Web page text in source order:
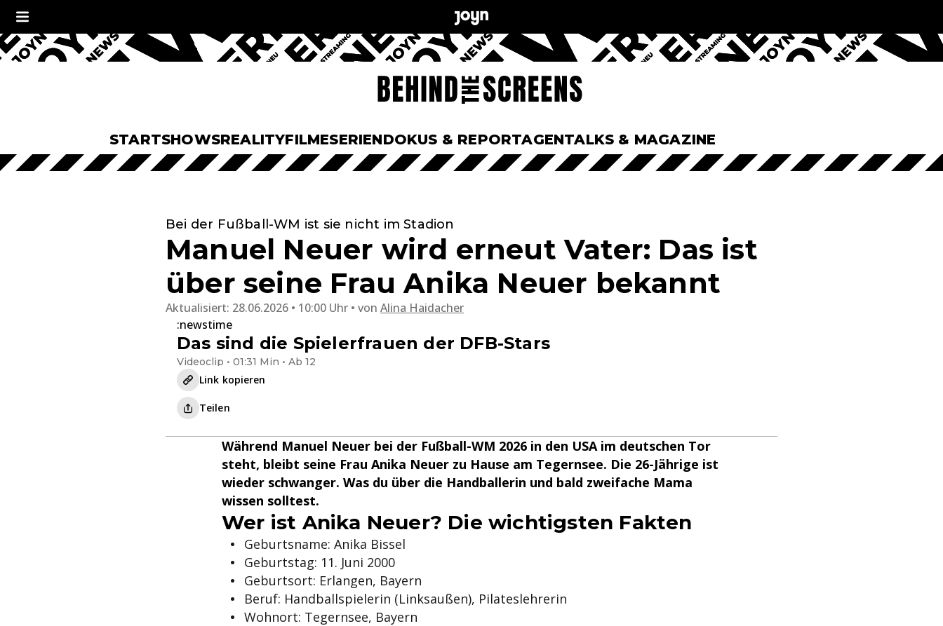
STARTSHOWSREALITYFILMESERIENDOKUS & REPORTAGENTALKS & MAGAZINE
Bei der Fußball-WM ist sie nicht im Stadion
Manuel Neuer wird erneut Vater: Das ist
über seine Frau Anika Neuer bekannt
Aktualisiert: 28.06.2026 • 10:00 Uhr von Alina Haidacher
:newstime
Das sind die Spielerfrauen der DFB-Stars
Videoclip • 01:31 Min • Ab 12
Link kopieren
Teilen
Während Manuel Neuer bei der Fußball-WM 2026 in den USA im deutschen Tor
steht, bleibt seine Frau Anika Neuer zu Hause am Tegernsee. Die 26-Jährige ist
wieder schwanger. Was du über die Handballerin und bald zweifache Mama
wissen solltest.
Wer ist Anika Neuer? Die wichtigsten Fakten
Geburtsname: Anika Bissel
Geburtstag: 11. Juni 2000
Geburtsort: Erlangen, Bayern
Beruf: Handballspielerin (Linksaußen), Pilateslehrerin
Wohnort: Tegernsee, Bayern